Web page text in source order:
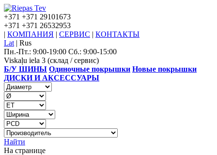
+371 +371 29101673
+371 +371 26532953
| КОМПАНИЯ | СЕРВИС | КОНТАКТЫ
Lat | Rus
Пн.-Пт.: 9:00-19:00 Сб.: 9:00-15:00
Viskaļu iela 3 (склад / сервис)
Б/У ШИНЫ Одиночные покрышки Новые покрышки
ДИСКИ И АКСЕССУАРЫ
Найти
На странице